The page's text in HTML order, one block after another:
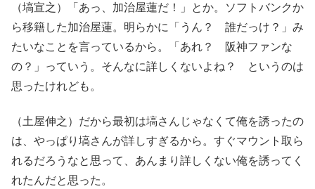
（塙宣之）「あっ、加治屋蓮だ！」とか。ソフトバンクか
ら移籍した加治屋蓮。明らかに「うん？ 誰だっけ？」み
たいなことを言っているから。「あれ？ 阪神ファンな
の？」っていう。そんなに詳しくないよね？ というのは
思ったけれども。
（土屋伸之）だから最初は塙さんじゃなくて俺を誘ったの
は、やっぱり塙さんが詳しすぎるから。すぐマウント取ら
れるだろうなと思って、あんまり詳しくない俺を誘ってく
れたんだと思った。